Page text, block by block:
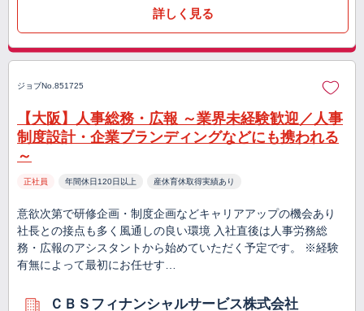
詳しく見る
ジョブNo.851725
【大阪】人事総務・広報 ～業界未経験歓迎／人事
制度設計・企業ブランディングなどにも携われる
～
正社員 年間休日120日以上 産休育休取得実績あり
意欲次第で研修企画・制度企画などキャリアアップの機会あり
社長との接点も多く風通しの良い環境 入社直後は人事労務総
務・広報のアシスタントから始めていただく予定です。 ※経験
有無によって最初にお任せす…
ＣＢＳフィナンシャルサービス株式会社